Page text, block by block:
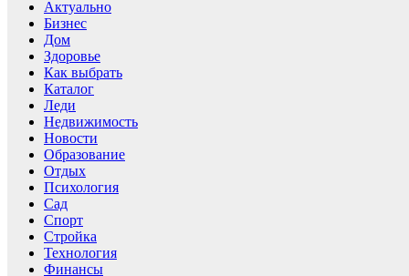
Актуально
Бизнес
Дом
Здоровье
Как выбрать
Каталог
Леди
Недвижимость
Новости
Образование
Отдых
Психология
Сад
Спорт
Стройка
Технология
Финансы